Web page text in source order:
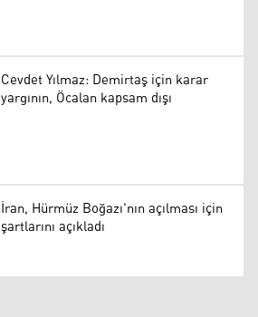
Cevdet Yılmaz: Demirtaş için karar
yargının, Öcalan kapsam dışı
İran, Hürmüz Boğazı'nın açılması için
şartlarını açıkladı